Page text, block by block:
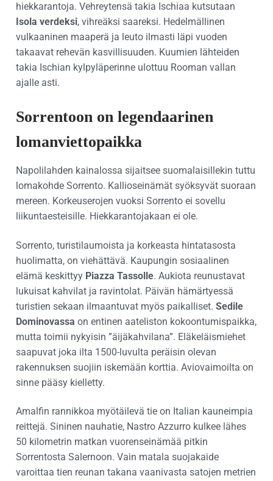
hiekkarantoja. Vehreytensä takia Ischiaa kutsutaan
Isola verdeksi, vihreäksi saareksi. Hedelmällinen
vulkaaninen maaperä ja leuto ilmasti läpi vuoden
takaavat rehevän kasvillisuuden. Kuumien lähteiden
takia Ischian kylpyläperinne ulottuu Rooman vallan
ajalle asti.
Sorrentoon on legendaarinen
lomanviettopaikka
Napolilahden kainalossa sijaitsee suomalaisillekin tuttu
lomakohde Sorrento. Kallioseinämät syöksyvät suoraan
mereen. Korkeuserojen vuoksi Sorrento ei sovellu
liikuntaesteisille. Hiekkarantojakaan ei ole.
Sorrento, turistilaumoista ja korkeasta hintatasosta
huolimatta, on viehättävä. Kaupungin sosiaalinen
elämä keskittyy Piazza Tassolle. Aukiota reunustavat
lukuisat kahvilat ja ravintolat. Päivän hämärtyessä
turistien sekaan ilmaantuvat myös paikalliset. Sedile
Dominovassa on entinen aateliston kokoontumispaikka,
mutta toimii nykyisin ”äijäkahvilana”. Eläkeläismiehet
saapuvat joka ilta 1500-luvulta peräisin olevan
rakennuksen suojiin iskemään korttia. Aviovaimoilta on
sinne pääsy kielletty.
Amalfin rannikkoa myötäilevä tie on Italian kauneimpia
reittejä. Sininen nauhatie, Nastro Azzurro kulkee lähes
50 kilometrin matkan vuorenseinämää pitkin
Sorrentosta Salernoon. Vain matala suojakaide
varoittaa tien reunan takana vaanivasta satojen metrien